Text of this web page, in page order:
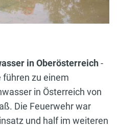
in Oberösterreich-
zu einem
in Österreich von
Die Feuerwehr war
und half im weiteren